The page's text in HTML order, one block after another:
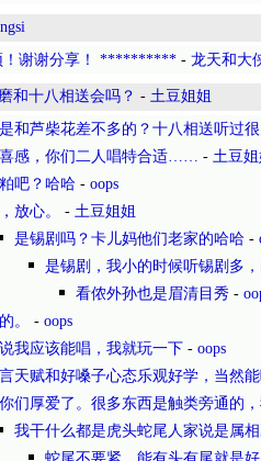
谢谢分享！ ********** - 龙天和大
和十八相送会吗？ - 土豆姐姐
和芦柴花差不多的？十八相送听过
感，你们二人唱特合适…… - 土豆姐
吧？哈哈 - oops
放心。
- 土豆姐姐
是锡剧吗？卡儿妈他们老家的哈哈 -
是锡剧，我小的时候听锡剧多
看侬外孙也是眉清目秀 -
。
- oops
我应该能唱，我就玩一下 - oops
天赋和好嗓子心态乐观好学，当然能
们厚爱了。很多东西是触类旁通的
我干什么都是虎头蛇尾人家说是属